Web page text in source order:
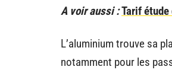
A voir aussi :Tarif
L’aluminium trouve sa
notamment pour les